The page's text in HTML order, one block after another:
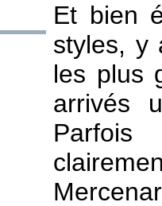
Et bien
styles, y
les plus
arrivés
Parfois